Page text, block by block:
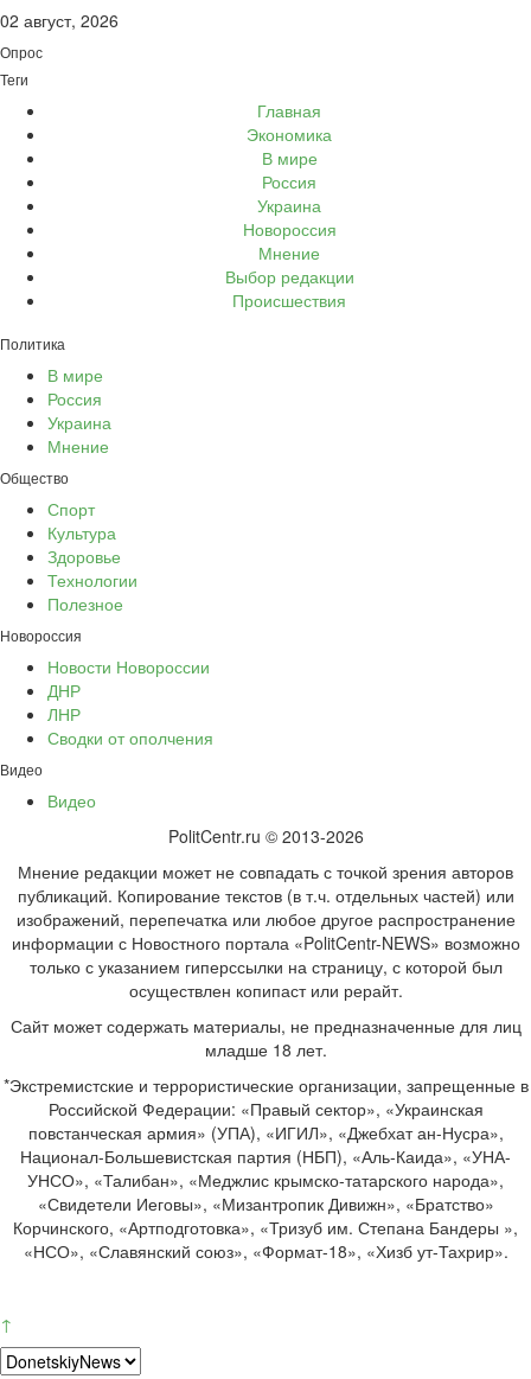
02 август, 2026
Опрос
Теги
Главная
Экономика
В мире
Россия
Украина
Новороссия
Мнение
Выбор редакции
Происшествия
Политика
В мире
Россия
Украина
Мнение
Общество
Спорт
Культура
Здоровье
Технологии
Полезное
Новороссия
Новости Новороссии
ДНР
ЛНР
Сводки от ополчения
Видео
Видео
PolitCentr.ru © 2013-2026
Мнение редакции может не совпадать с точкой зрения авторов
публикаций. Копирование текстов (в т.ч. отдельных частей) или
изображений, перепечатка или любое другое распространение
информации с Новостного портала «PolitCentr-NEWS» возможно
только с указанием гиперссылки на страницу, с которой был
осуществлен копипаст или рерайт.
Сайт может содержать материалы, не предназначенные для лиц
младше 18 лет.
*Экстремистские и террористические организации, запрещенные в
Российской Федерации: «Правый сектор», «Украинская
повстанческая армия» (УПА), «ИГИЛ», «Джебхат ан-Нусра»,
Национал-Большевистская партия (НБП), «Аль-Каида», «УНА-
УНСО», «Талибан», «Меджлис крымско-татарского народа»,
«Свидетели Иеговы», «Мизантропик Дивижн», «Братство»
Корчинского, «Артподготовка», «Тризуб им. Степана Бандеры »,
«НСО», «Славянский союз», «Формат-18», «Хизб ут-Тахрир».
↑